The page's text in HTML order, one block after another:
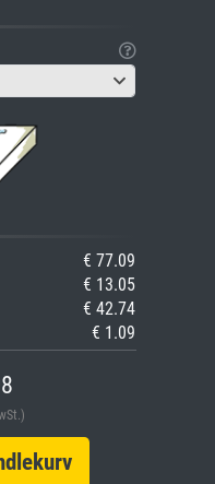
€ 77.09
€ 13.05
€ 42.74
€ 1.09